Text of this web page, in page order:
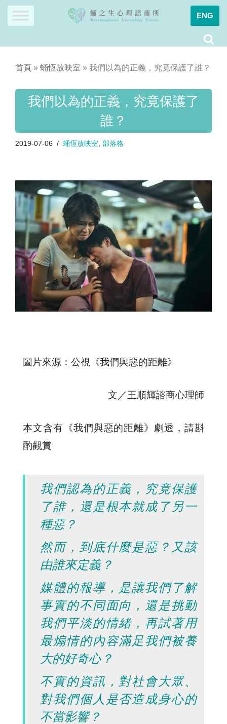
Skip
ENG
首頁 » 蛹恆放映室 » 我們以為的正義，究竟保護了誰？
我們以為的正義，究竟保護了
誰？
2019-07-06 蛹恆放映室 部落格
圖片來源：公視《我們與惡的距離》
文／王順輝諮商心理師
本文含有《我們與惡的距離》劇透，請斟
酌觀賞
我們認為的正義，究竟保護
了誰，還是根本就成了另一
種惡？
然而，到底什麼是惡？又該
由誰來定義？
媒體的報導，是讓我們了解
事實的不同面向，還是挑動
我們平淡的情緒，再試著用
最煽情的內容滿足我們被養
大的好奇心？
不實的資訊，對社會大眾、
對我們個人是否造成身心的
不當影響？